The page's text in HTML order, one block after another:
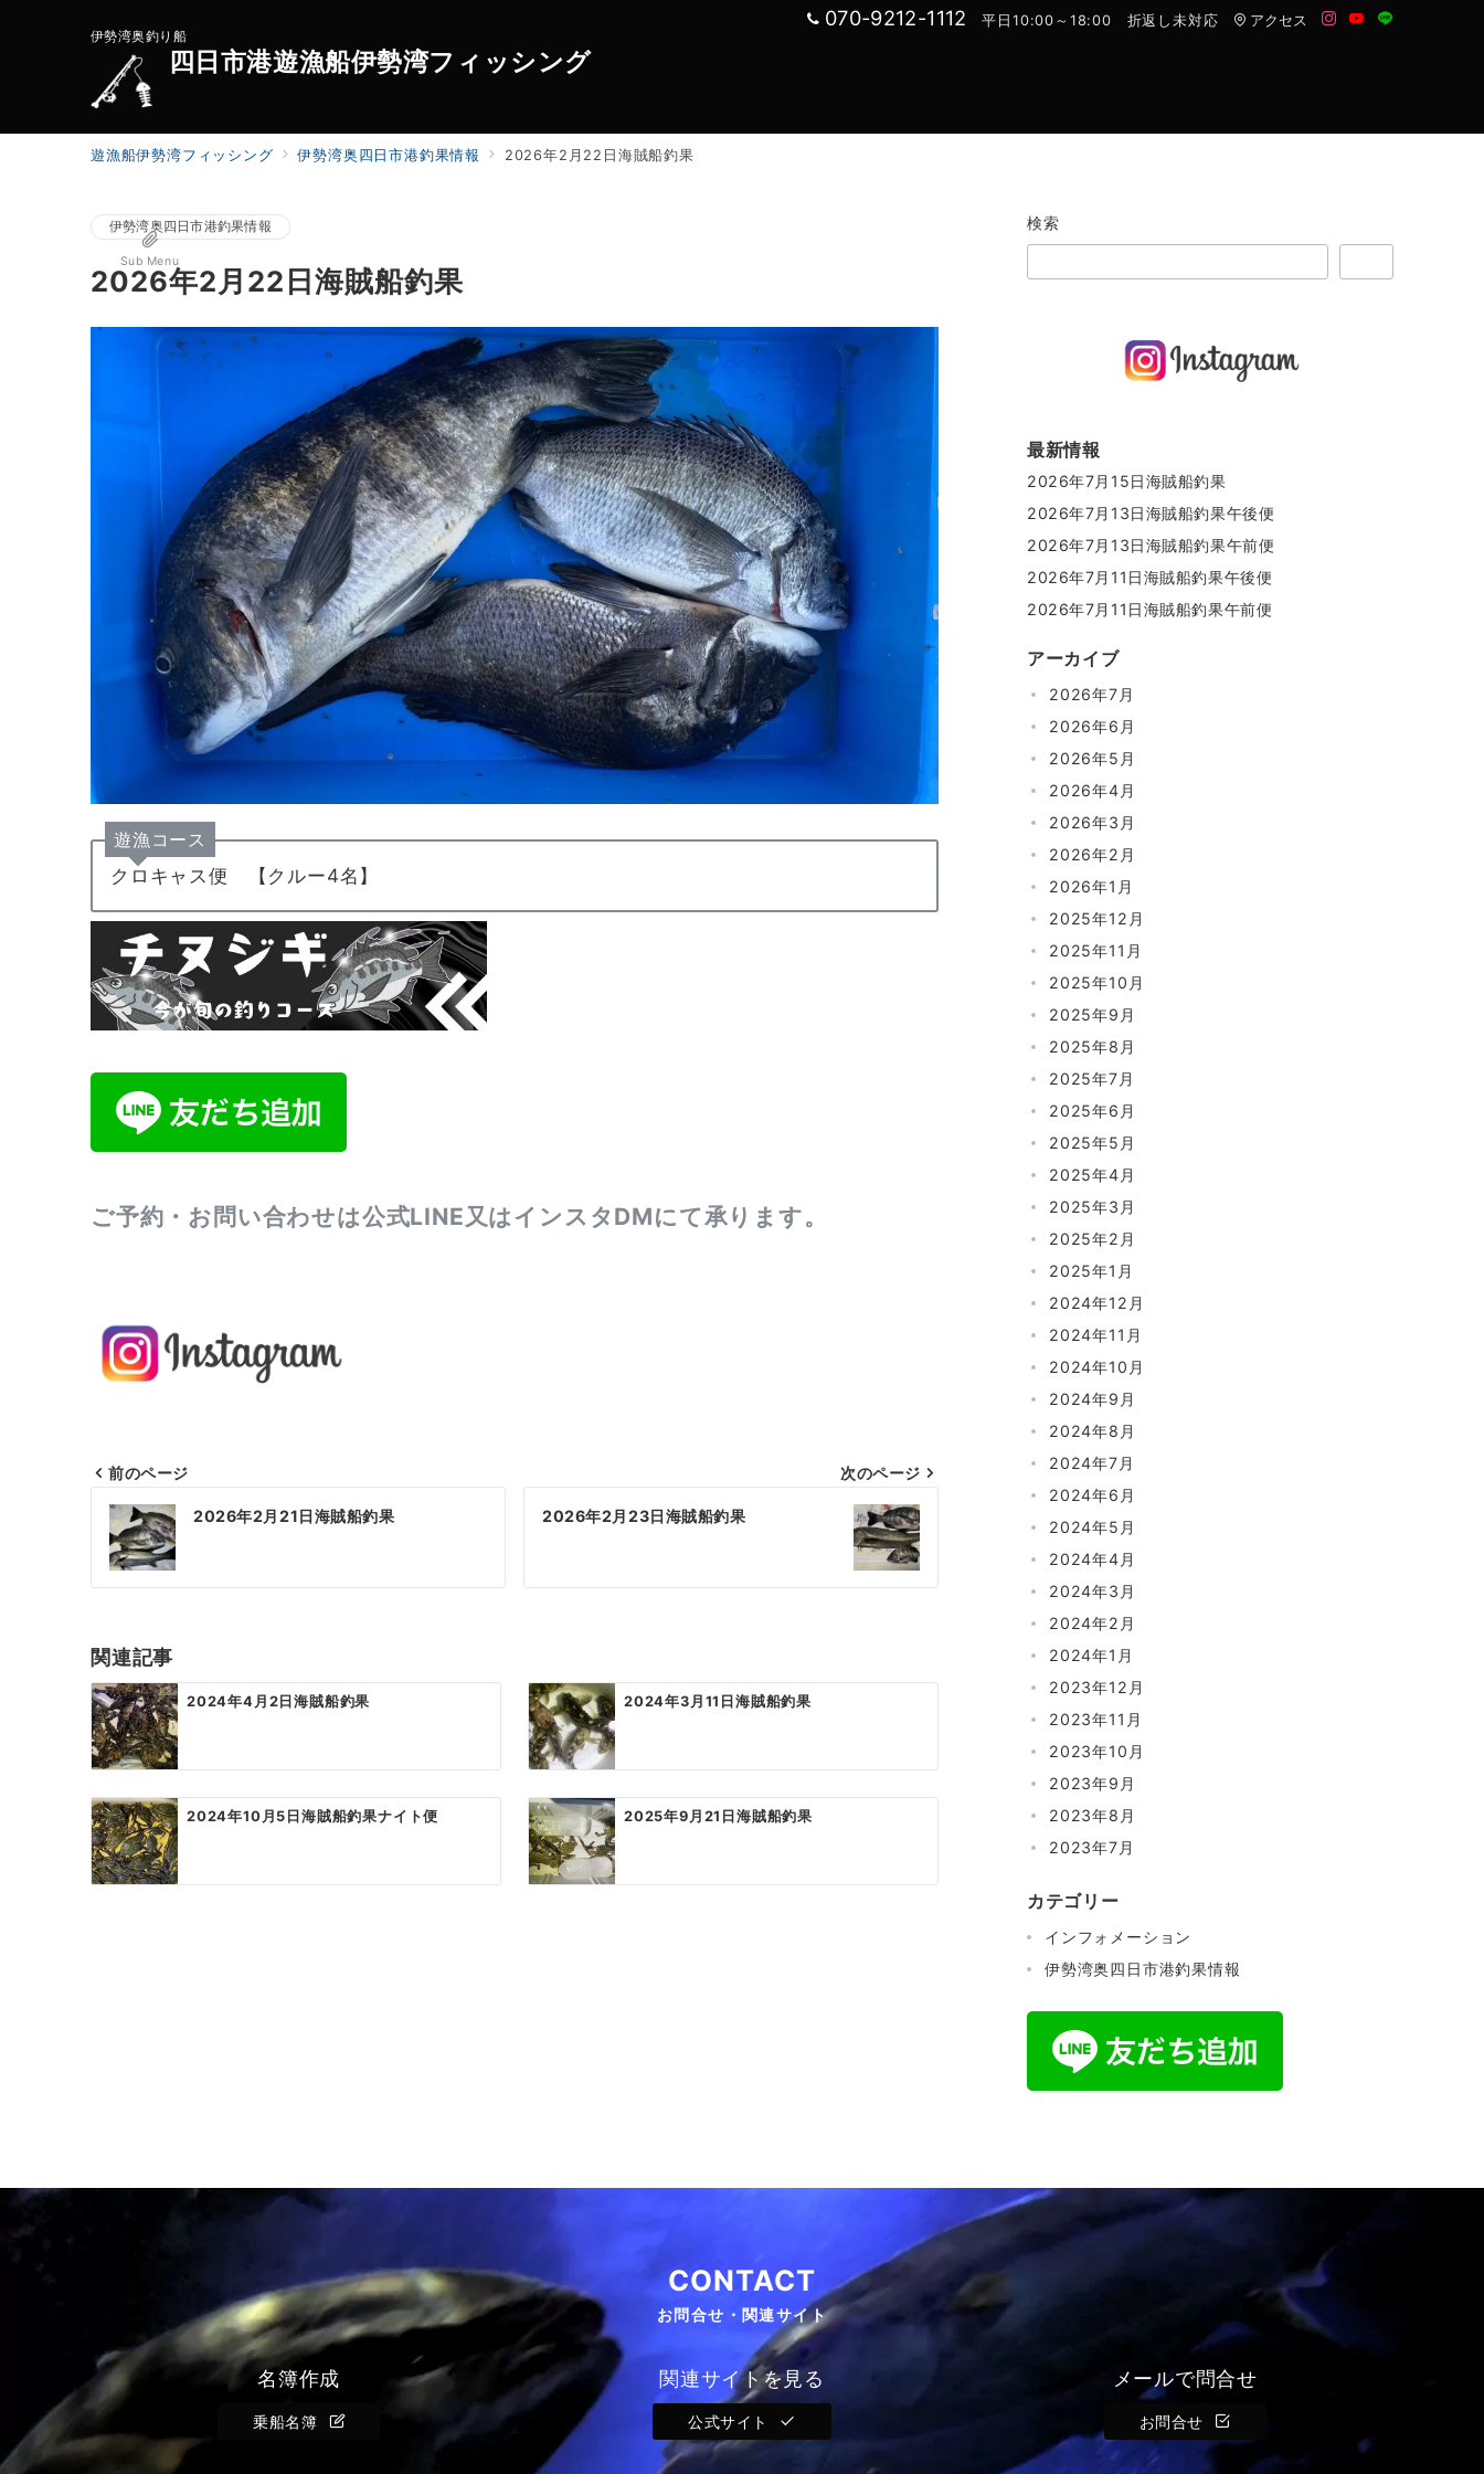
070-9212-1112 平日10:00～18:00 折返し未対応 アクセス
伊勢湾奥釣り船
四日市港遊漁船伊勢湾フィッシング
Sub Menu
遊漁船伊勢湾フィッシング 伊勢湾奥四日市港釣果情報 2026年2月22日海賊船釣果
伊勢湾奥四日市港釣果情報
2026年2月22日海賊船釣果
遊漁コース
クロキャス便 【クルー4名】
ご予約・お問い合わせは公式LINE又はインスタDMにて承ります。
投
稿
ナ
ゲ
ー
シ
ョ
ン
前のページ
2026年2月21日海賊船釣果
次のページ
2026年2月23日海賊船釣果
関連記事
2024年4月2日海賊船釣果 2024年3月11日海賊船釣果
2024年10月5日海賊船釣果ナイト便 2025年9月21日海賊船釣果
検索
最新情報
2026年7月15日海賊船釣果
2026年7月13日海賊船釣果午後便
2026年7月13日海賊船釣果午前便
2026年7月11日海賊船釣果午後便
2026年7月11日海賊船釣果午前便
アーカイブ
2026年7月
2026年6月
2026年5月
2026年4月
2026年3月
2026年2月
2026年1月
2025年12月
2025年11月
2025年10月
2025年9月
2025年8月
2025年7月
2025年6月
2025年5月
2025年4月
2025年3月
2025年2月
2025年1月
2024年12月
2024年11月
2024年10月
2024年9月
2024年8月
2024年7月
2024年6月
2024年5月
2024年4月
2024年3月
2024年2月
2024年1月
2023年12月
2023年11月
2023年10月
2023年9月
2023年8月
2023年7月
カテゴリー
インフォメーション
伊勢湾奥四日市港釣果情報
CONTACT
お問合せ・関連サイト
名簿作成
乗船名簿
関連サイトを見る
公式サイト
メールで問合せ
お問合せ